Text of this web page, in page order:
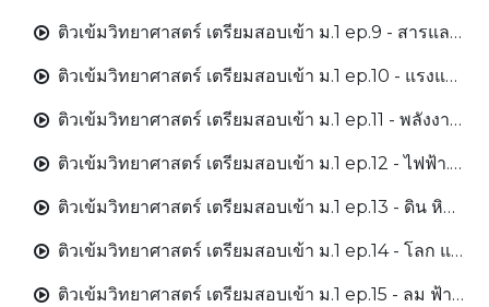
ติวเข้มวิทยาศาสตร์ เตรียมสอบเข้า ม.1 ep.9 - สารและสมบัติของสาร.mp4
ติวเข้มวิทยาศาสตร์ เตรียมสอบเข้า ม.1 ep.10 - แรงและการเคลื่อนที่.mp4
ติวเข้มวิทยาศาสตร์ เตรียมสอบเข้า ม.1 ep.11 - พลังงานและคลื่น (แสง, เสียง).mp4
ติวเข้มวิทยาศาสตร์ เตรียมสอบเข้า ม.1 ep.12 - ไฟฟ้า.mp4
ติวเข้มวิทยาศาสตร์ เตรียมสอบเข้า ม.1 ep.13 - ดิน หิน แร่.mp4
ติวเข้มวิทยาศาสตร์ เตรียมสอบเข้า ม.1 ep.14 - โลก และการเปลี่ยนแปลง.mp4
ติวเข้มวิทยาศาสตร์ เตรียมสอบเข้า ม.1 ep.15 - ลม ฟ้า อากาศ.mp4